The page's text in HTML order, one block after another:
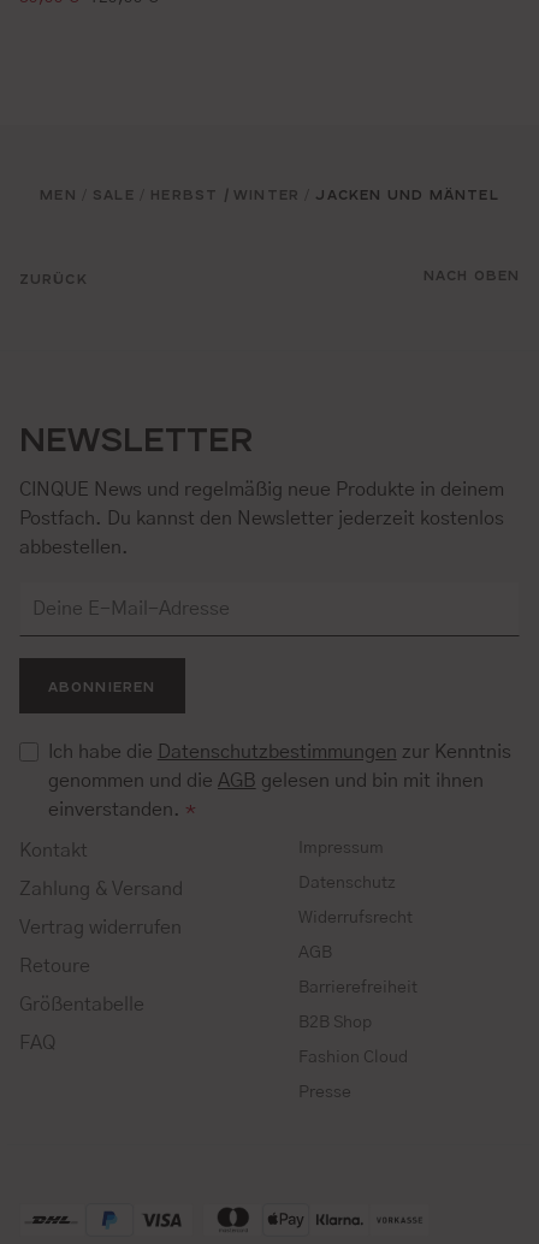
ZURÜCK
MEN SALE HERBST / WINTER JACKEN UND MÄNTEL
NACH OBEN
NEWSLETTER
CINQUE News und regelmäßig neue Produkte in deinem
Postfach. Du kannst den Newsletter jederzeit kostenlos
abbestellen.
ABONNIEREN
Ich habe die Datenschutzbestimmungen zur Kenntnis
genommen und die AGB gelesen und bin mit ihnen
einverstanden. *
Kontakt
Zahlung & Versand
Vertrag widerrufen
Retoure
Größentabelle
FAQ
Impressum
Datenschutz
Widerrufsrecht
AGB
Barrierefreiheit
B2B Shop
Fashion Cloud
Presse